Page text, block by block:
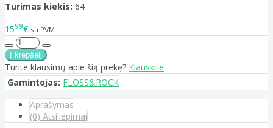
Turimas kiekis: 64
1599€ su PVM
Turite klausimų apie šią prekę? Klauskite
Gamintojas: FLOSS&ROCK
Aprašymas
(0) Atsiliepimai